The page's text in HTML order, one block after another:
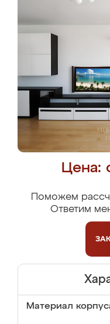
Цена:
Поможем
Ответим
Материал